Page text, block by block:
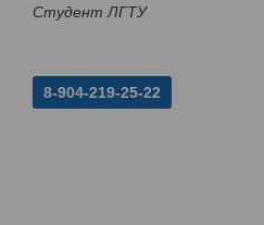
Студент ЛГТУ
8-904-219-25-22